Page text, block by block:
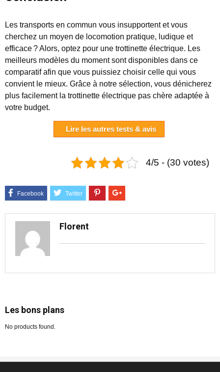
Les transports en commun vous insupportent et vous
cherchez un moyen de locomotion pratique, ludique et
efficace ? Alors, optez pour une trottinette électrique. Les
meilleurs modèles du moment sont disponibles dans ce
comparatif afin que vous puissiez choisir celle qui vous
convient le mieux. Grâce à notre sélection, vous dénicherez
plus facilement la trottinette électrique pas chère adaptée à
votre budget.
Lire les autres tests & avis
4/5 - (30 votes)
Florent
Les bons plans
No products found.